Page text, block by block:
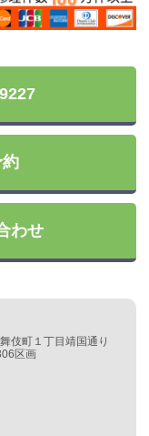
わせ
伎町１丁目靖国通り
区画